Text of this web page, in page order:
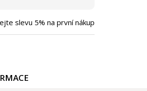
slevu 5% na první nákup